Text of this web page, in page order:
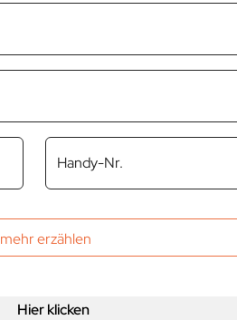
Handy-Nr.
mehr erzählen
Hier klicken